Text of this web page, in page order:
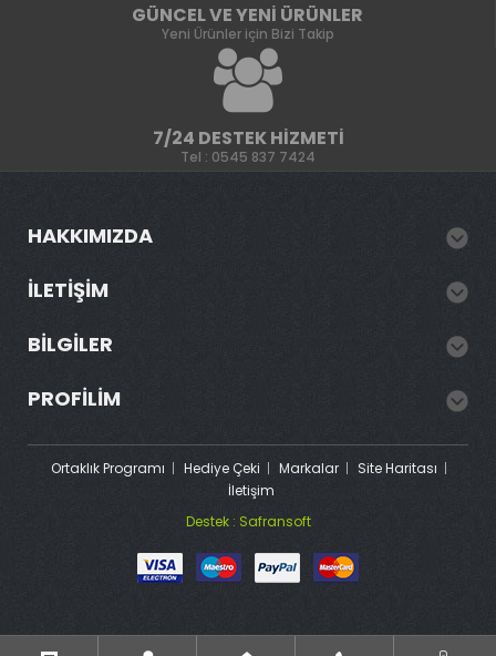
GÜNCEL VE YENI ÜRÜNLER
Yeni Ürünler için Bizi Takip
7/24 DESTEK HIZMETI
Tel : 0545 837 7424
HAKKIMIZDA
İLETIŞIM
BILGILER
PROFILIM
Ortaklık Programı Hediye Çeki Markalar
Site Haritası
İletişim
Destek : Safransoft